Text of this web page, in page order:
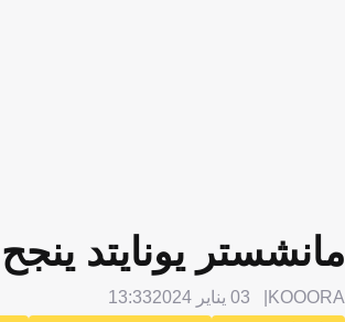
مانشستر يونايتد
KOOORA 03 يناير 2024 13:33